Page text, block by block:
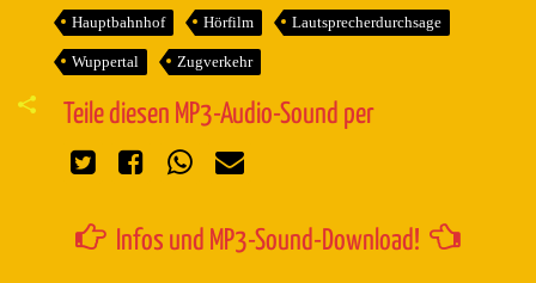
Hauptbahnhof Hörfilm Lautsprecherdurchsage
Wuppertal Zugverkehr
Teile diesen MP3-Audio-Sound per
Infos und MP3-Sound-Download!